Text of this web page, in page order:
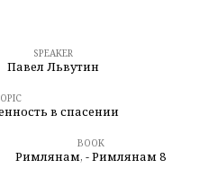
SPEAKER
Павел Львутин
в спасении
BOOK
Римлянам, - Римлянам 8